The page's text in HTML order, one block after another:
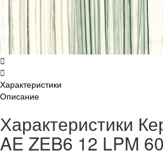
Характеристики
Описание
Характеристики
AE ZEB6 12 LPM